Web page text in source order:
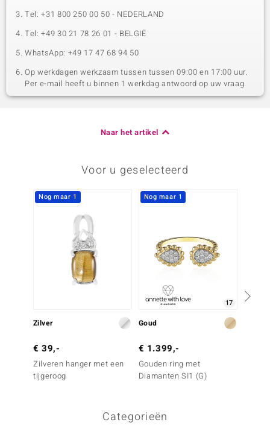
Tel: +31 800 250 00 50 - NEDERLAND
Tel: +49 30 21 78 26 01 - BELGIË
WhatsApp: +49 17 47 68 94 50
Op werkdagen werkzaam tussen tussen 09:00 en 17:00 uur.
Per e-mail heeft u binnen 1 werkdag antwoord op uw vraag.
Naar het artikel
Voor u geselecteerd
Nog maar 1
Zilver
€ 39,-
Zilveren hanger met een
tijgeroog
Nog maar 1
17
Goud
€ 1.399,-
Gouden ring met
Diamanten SI1 (G)
Categorieën